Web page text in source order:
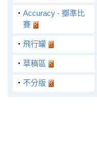
‧ Accuracy - 擲準比
賽
‧ 飛行罐
‧ 草稿區
‧ 不分版